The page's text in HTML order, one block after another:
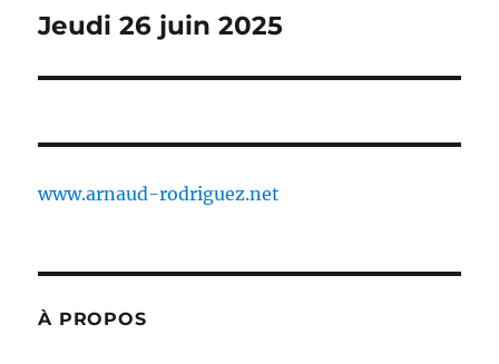
Publication
Jeudi 26 juin 2025
www.arnaud-rodriguez.net
À PROPOS